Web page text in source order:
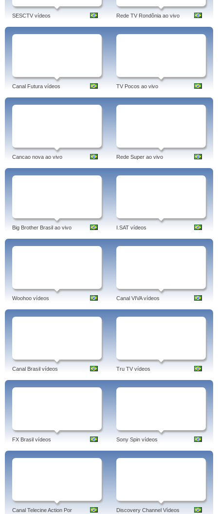
SESCTV vídeos Rede TV Rondônia ao vivo
Canal Futura vídeos TV Pocos ao vivo
Cancao nova ao vivo Rede Super ao vivo
Big Brother Brasil ao vivo I.SAT vídeos
Woohoo vídeos Canal VIVA vídeos
Canal Brasil vídeos Tru TV vídeos
FX Brasil vídeos Sony Spin vídeos
Canal Telecine Action Por
Discovery Channel Vídeos